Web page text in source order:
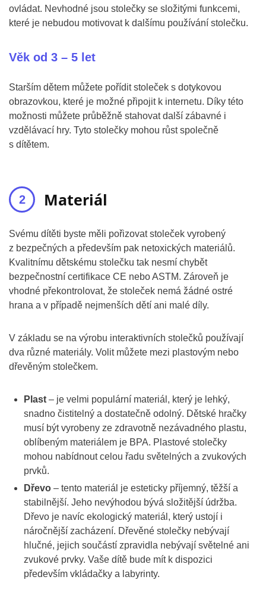
ovládat. Nevhodné jsou stolečky se složitými funkcemi,
které je nebudou motivovat k dalšímu používání stolečku.
Věk od 3 – 5 let
Starším dětem můžete pořídit stoleček s dotykovou
obrazovkou, které je možné připojit k internetu. Díky této
možnosti můžete průběžně stahovat další zábavné i
vzdělávací hry. Tyto stolečky mohou růst společně
s dítětem.
Materiál
Svému dítěti byste měli pořizovat stoleček vyrobený
z bezpečných a především pak netoxických materiálů.
Kvalitnímu dětskému stolečku tak nesmí chybět
bezpečnostní certifikace CE nebo ASTM. Zároveň je
vhodné překontrolovat, že stoleček nemá žádné ostré
hrana a v případě nejmenších dětí ani malé díly.
V základu se na výrobu interaktivních stolečků používají
dva různé materiály. Volit můžete mezi plastovým nebo
dřevěným stolečkem.
Plast – je velmi populární materiál, který je lehký,
snadno čistitelný a dostatečně odolný. Dětské hračky
musí být vyrobeny ze zdravotně nezávadného plastu,
oblíbeným materiálem je BPA. Plastové stolečky
mohou nabídnout celou řadu světelných a zvukových
prvků.
Dřevo – tento materiál je esteticky příjemný, těžší a
stabilnější. Jeho nevýhodou bývá složitější údržba.
Dřevo je navíc ekologický materiál, který ustojí i
náročnější zacházení. Dřevěné stolečky nebývají
hlučné, jejich součástí zpravidla nebývají světelné ani
zvukové prvky. Vaše dítě bude mít k dispozici
především vkládačky a labyrinty.